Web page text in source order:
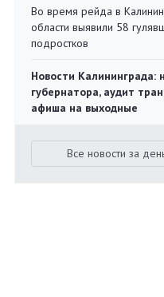
Во время рейда в
области выявили 58
подростков
Новости Калининграда:
губернатора, аудит
афиша на выходные
Все новости за